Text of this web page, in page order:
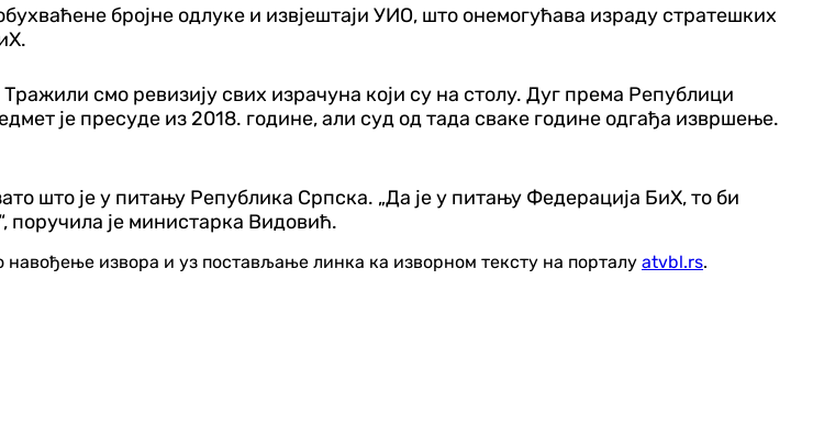
бројне одлуке и извјештаји УИО, што онемогућава израду стратешких
смо ревизију свих израчуна који су на столу. Дуг према Републици
је пресуде из 2018. године, али суд од тада сваке године одгађа извршење.
што је у питању Република Српска. „Да је у питању Федерација БиХ, то би
поручила је министарка Видовић.
навођење извора и уз постављање линка ка изворном тексту на порталу atvbl.rs.